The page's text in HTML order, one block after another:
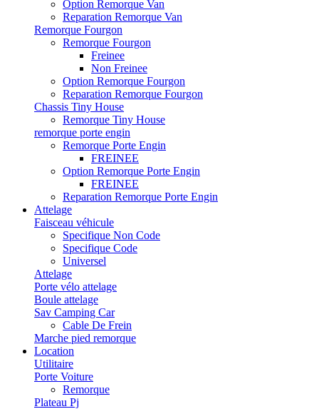
Option Remorque Van
Reparation Remorque Van
Remorque Fourgon
Remorque Fourgon
Freinee
Non Freinee
Option Remorque Fourgon
Reparation Remorque Fourgon
Chassis Tiny House
Remorque Tiny House
remorque porte engin
Remorque Porte Engin
FREINEE
Option Remorque Porte Engin
FREINEE
Reparation Remorque Porte Engin
Attelage
Faisceau véhicule
Specifique Non Code
Specifique Code
Universel
Attelage
Porte vélo attelage
Boule attelage
Sav Camping Car
Cable De Frein
Marche pied remorque
Location
Utilitaire
Porte Voiture
Remorque
Plateau Pj